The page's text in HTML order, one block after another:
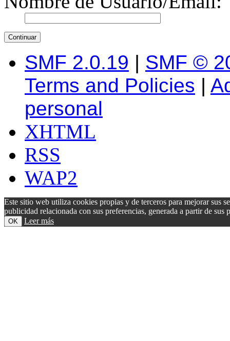
SMF 2.0.19 | SMF ©
Terms and Policies |
personal
XHTML
RSS
WAP2
Este sitio web utiliza cookies propias y de terceros para mejorar sus
publicidad relacionada con sus preferencias, generada a partir de
OK Leer más